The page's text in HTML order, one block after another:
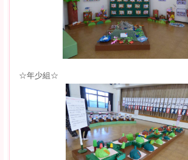
☆年少組☆